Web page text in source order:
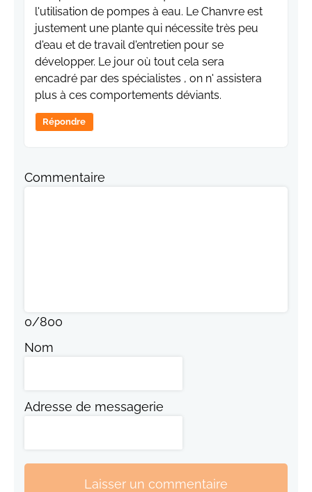
l'utilisation de pompes à eau. Le Chanvre est
justement une plante qui nécessite très peu
d'eau et de travail d'entretien pour se
développer. Le jour où tout cela sera
encadré par des spécialistes , on n' assistera
plus à ces comportements déviants.
Répondre
Commentaire
0/800
Nom
Adresse de messagerie
Laisser un commentaire